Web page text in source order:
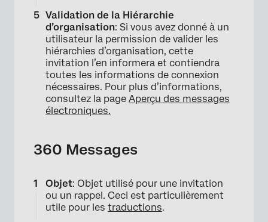
Validation de la Hiérarchie
d’organisation: Si vous avez donné à un
utilisateur la permission de valider les
hiérarchies d’organisation, cette
invitation l’en informera et contiendra
toutes les informations de connexion
nécessaires. Pour plus d’informations,
consultez la page Aperçu des messages
électroniques.
360 Messages
Objet: Objet utilisé pour une invitation
ou un rappel. Ceci est particulièrement
utile pour les traductions.